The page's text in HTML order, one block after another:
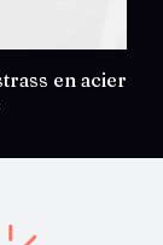
en acier